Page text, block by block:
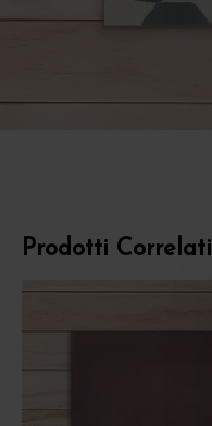
Prodotti Correlati